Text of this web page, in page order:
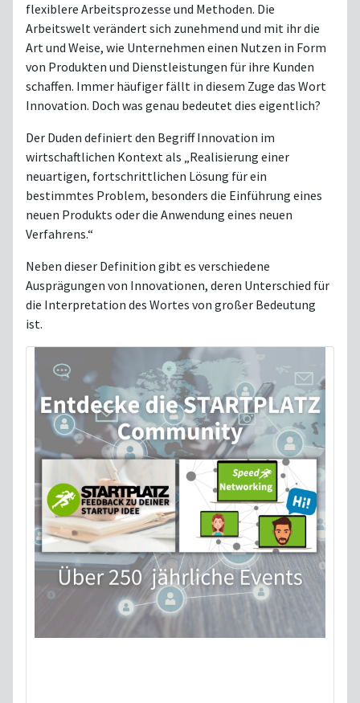
flexiblere Arbeitsprozesse und Methoden. Die
Arbeitswelt verändert sich zunehmend und mit ihr die
Art und Weise, wie Unternehmen einen Nutzen in Form
von Produkten und Dienstleistungen für ihre Kunden
schaffen. Immer häufiger fällt in diesem Zuge das Wort
Innovation. Doch was genau bedeutet dies eigentlich?
Der Duden definiert den Begriff Innovation im
wirtschaftlichen Kontext als „Realisierung einer
neuartigen, fortschrittlichen Lösung für ein
bestimmtes Problem, besonders die Einführung eines
neuen Produkts oder die Anwendung eines neuen
Verfahrens.“
Neben dieser Definition gibt es verschiedene
Ausprägungen von Innovationen, deren Unterschied für
die Interpretation des Wortes von großer Bedeutung
ist.